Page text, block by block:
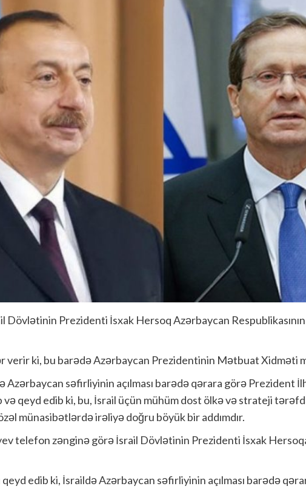
Dövlətinin Prezidenti İsxak Hersoq Azərbaycan
verir ki, bu barədə Azərbaycan Prezidentinin Mətbuat Xidməti
Azərbaycan səfirliyinin açılması barədə qərara görə Prezident
qeyd edib ki, bu, İsrail üçün mühüm dost ölkə və strateji
münasibətlərdə irəliyə doğru böyük bir addımdır.
telefon zənginə görə İsrail Dövlətinin Prezidenti İsxak Hersoqa
qeyd edib ki, İsraildə Azərbaycan səfirliyinin açılması barədə